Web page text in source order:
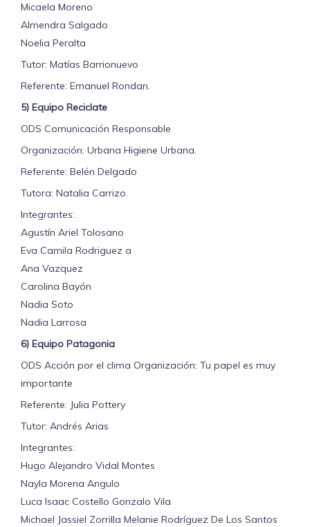
Micaela Moreno
Almendra Salgado
Noelia Peralta
Tutor: Matías Barrionuevo
Referente: Emanuel Rondan.
5) Equipo Reciclate
ODS Comunicación Responsable
Organización: Urbana Higiene Urbana.
Referente: Belén Delgado
Tutora: Natalia Carrizo.
Integrantes:
Agustín Ariel Tolosano
Eva Camila Rodriguez a
Ana Vazquez
Carolina Bayón
Nadia Soto
Nadia Larrosa
6) Equipo Patagonia
ODS Acción por el clima Organización: Tu papel es muy
importante
Referente: Julia Pottery
Tutor: Andrés Arias
Integrantes:
Hugo Alejandro Vidal Montes
Nayla Morena Angulo
Luca Isaac Costello Gonzalo Vila
Michael Jassiel Zorrilla Melanie Rodríguez De Los Santos